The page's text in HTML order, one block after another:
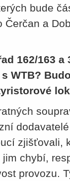
bude
Čerčan a
162/163 a
WTB?
zjišťovali,
chybí,
provozu.